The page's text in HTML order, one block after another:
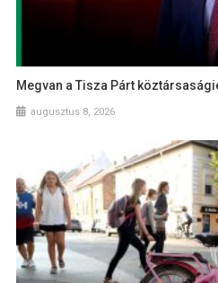
Megvan a Tisza Párt
augusztus 8, 2026